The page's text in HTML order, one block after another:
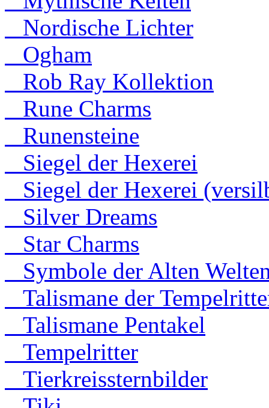
Nordische Lichter
Ogham
Rob Ray Kollektion
Rune Charms
Runensteine
Siegel der Hexerei
Siegel der Hexerei
Silver Dreams
Star Charms
Symbole der Alten
Talismane der
Talismane Pentakel
Tempelritter
Tierkreissternbilder